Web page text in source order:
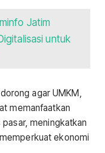
Jatim
untuk
agar UMKM,
memanfaatkan
meningkatkan
ekonomi